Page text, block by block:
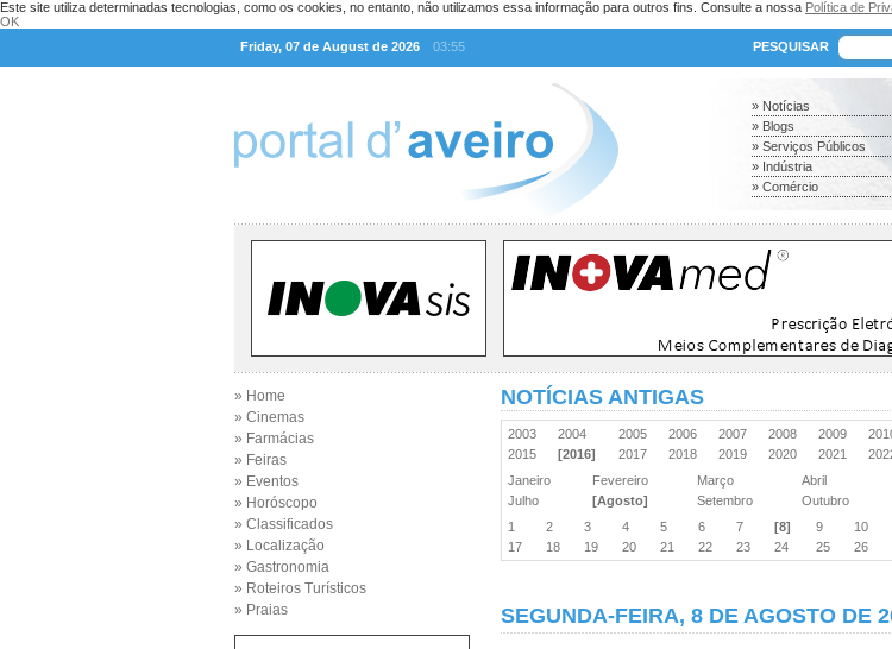
Este site utiliza determinadas tecnologias, como os cookies, no entanto, não utilizamos essa informação para outros fins. Consulte a nossa Política de
OK
Friday, 07 de August de 2026
03:55 PESQUISAR
» Notícias
» Blogs
» Serviços Públicos
» Indústria
» Comércio
» Home
» Cinemas
» Farmácias
» Feiras
» Eventos
» Horóscopo
» Classificados
» Localização
» Gastronomia
» Roteiros Turísticos
» Praias
NOTÍCIAS ANTIGAS
2003 2004 2005 2006 2007 2008 2009
2015
[2016] 2017 2018 2019 2020 2021
Janeiro
Fevereiro Março Abril
Julho
[Agosto] Setembro Outubro
1
2 3 4 5 6 7 [8] 9 10
17
18 19 20 21 22 23 24 25 26
SEGUNDA-FEIRA, 8 DE AGOSTO DE